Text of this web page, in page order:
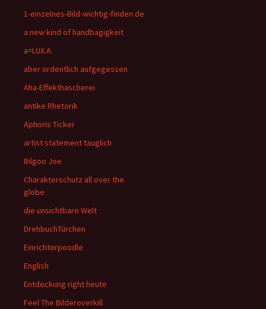
1-einzelnes-Bild-wichtig-finden.de
a new kind of handbagigkeit
a=LUX.A.
aber ordentlich aufgegessen
Aha-Effekthascherei
antike Rhetorik
Aphoris Ticker
artist statement tauglich
Bilgoo Joe
Charakterschutz all over the
globe
die unsichtbare Welt
DrehbuchTürchen
Einrichterpoodle
English
Entdeckung right heute
Feel The Bilderoverkill